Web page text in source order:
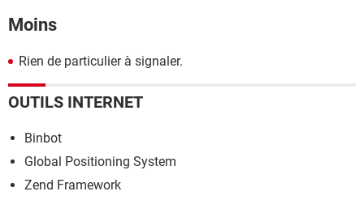
Moins
Rien de particulier à signaler.
OUTILS INTERNET
Binbot
Global Positioning System
Zend Framework